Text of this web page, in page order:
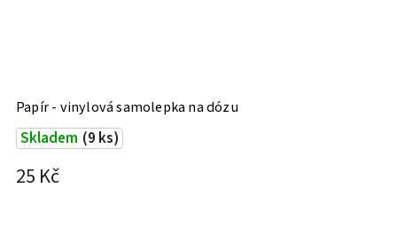
Papír - vinylová samolepka na dózu
Skladem (9 ks)
25 Kč